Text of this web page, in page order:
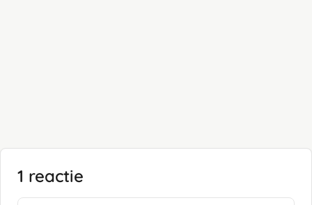
1 reactie